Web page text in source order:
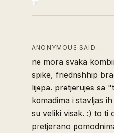
ANONYMOUS SAID…
ne mora svaka
spike, friednshhip
lijepa. pretjerujes sa
komadima i stavljas
su veliki visak. :) to ti
pretjerano